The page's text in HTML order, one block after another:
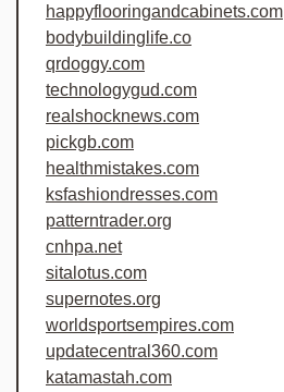
happyflooringandcabinets.com
bodybuildinglife.co
qrdoggy.com
technologygud.com
realshocknews.com
pickgb.com
healthmistakes.com
ksfashiondresses.com
patterntrader.org
cnhpa.net
sitalotus.com
supernotes.org
worldsportsempires.com
updatecentral360.com
katamastah.com